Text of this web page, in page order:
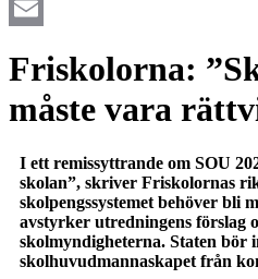
LinkedIn
Friskolorna:
måste vara
I ett remissyttrande om SOU
skolan”, skriver Friskolornas
skolpengssystemet behöver bli
avstyrker utredningens förslag
skolmyndigheterna. Staten bör
skolhuvudmannaskapet från